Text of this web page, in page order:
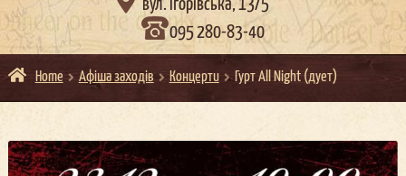
вул. Ігорівська, 13/5
095 280-83-40
Home Афіша заходів Концерти Гурт All Night (дует)